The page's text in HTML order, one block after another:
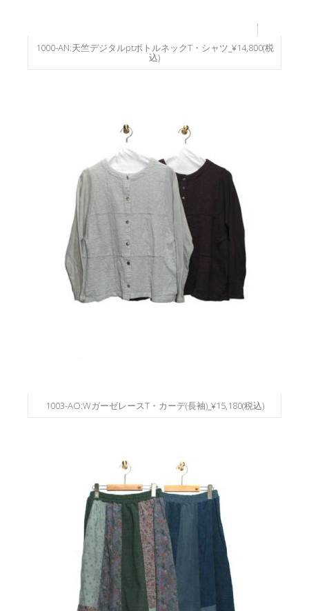
1000-AN:天竺デジタルptボトルネックT・シャツ_¥14,800(税
込)
1003-AO:WガーゼレースT・カーデ(長袖)_¥15,180(税込)